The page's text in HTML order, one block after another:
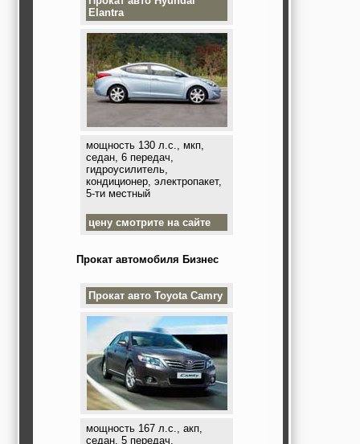
Elantra
мощность 130 л.с., мкп,
седан, 6 передач,
гидроусилитель,
кондиционер, электропакет,
5-ти местный
цену смотрите на сайте
Прокат автомобиля Бизнес
Прокат авто Toyota Camry
мощность 167 л.с., акп,
седан, 5 передач,